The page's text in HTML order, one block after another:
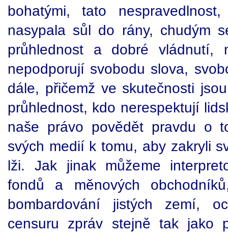
bohatými, tato
nasypala sůl do rány, chudým
průhlednost a dobré vládnutí,
nepodporují svobodu slova,
dále, přičemž ve skutečnosti
průhlednost, kdo nerespektují
naše právo povědět pravdu o
svých medií k tomu, aby zakryli
lži. Jak jinak můžeme
fondů a měnových
bombardování jistých zemí,
censuru zpráv stejně tak jako